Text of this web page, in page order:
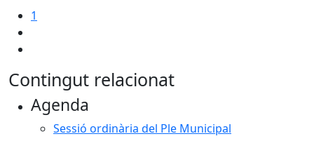
1
Contingut relacionat
Agenda
Sessió ordinària del Ple Municipal